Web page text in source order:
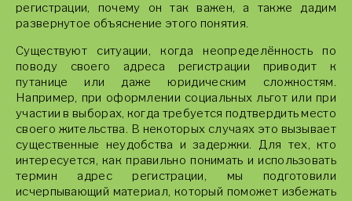
регистрации, почему он так важен, а также дадим
развернутое объяснение этого понятия.
Существуют ситуации, когда неопределённость по
поводу своего адреса регистрации приводит к
путанице или даже юридическим сложностям.
Например, при оформлении социальных льгот или при
участии в выборах, когда требуется подтвердить место
своего жительства. В некоторых случаях это вызывает
существенные неудобства и задержки. Для тех, кто
интересуется, как правильно понимать и использовать
термин адрес регистрации, мы подготовили
исчерпывающий материал, который поможет избежать